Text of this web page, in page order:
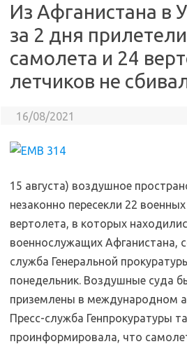
Из Афганистана в
за 2 дня
самолета и 24
летчиков не
16/08/2021
15 августа) воздушное
незаконно пересекли 22
вертолета, в которых
военнослужащих Афганистана,
служба Генеральной
понедельник. Воздушные суда
приземлены в международном
Пресс-служба Генпрокуратуры
проинформировала, что